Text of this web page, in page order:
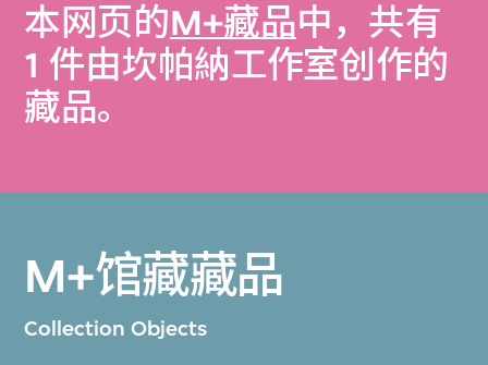
本网页的M+藏品中，共有
1 件由坎帕納工作室创作的
藏品。
M+馆藏藏品
Collection Objects